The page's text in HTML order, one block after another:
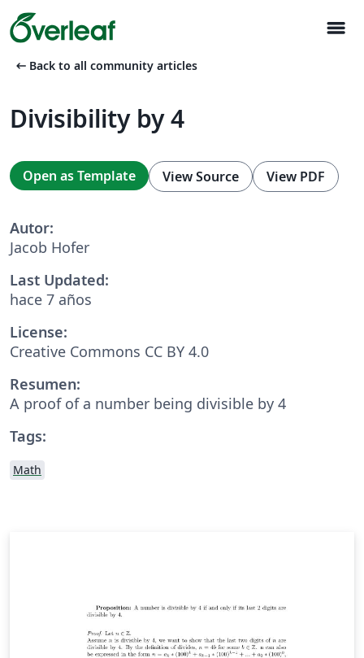
menu
arrow_left_alt Back to all community articles
Divisibility by 4
Open as Template View Source View PDF
Autor:
Jacob Hofer
Last Updated:
hace 7 años
License:
Creative Commons CC BY 4.0
Resumen:
A proof of a number being divisible by 4
Tags:
Math